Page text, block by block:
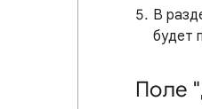
В
будет
Поле